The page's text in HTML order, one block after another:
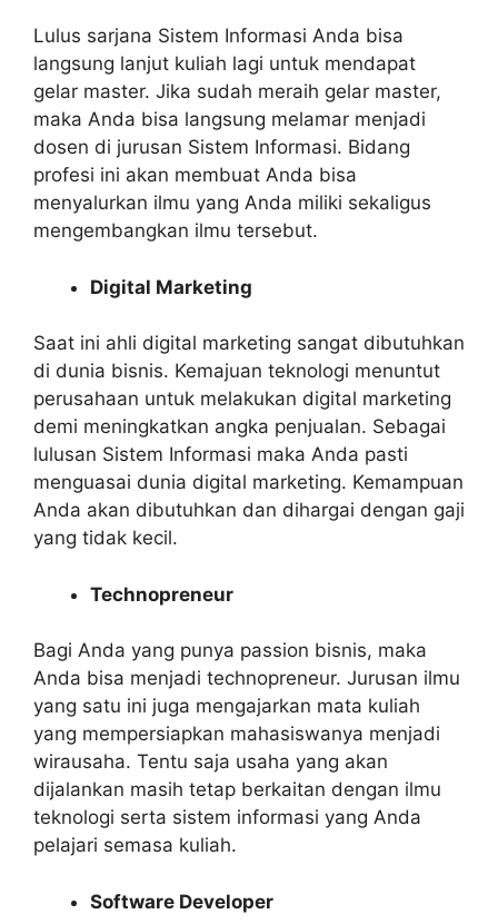
Lulus sarjana Sistem Informasi Anda bisa
langsung lanjut kuliah lagi untuk mendapat
gelar master. Jika sudah meraih gelar master,
maka Anda bisa langsung melamar menjadi
dosen di jurusan Sistem Informasi. Bidang
profesi ini akan membuat Anda bisa
menyalurkan ilmu yang Anda miliki sekaligus
mengembangkan ilmu tersebut.
Digital Marketing
Saat ini ahli digital marketing sangat dibutuhkan
di dunia bisnis. Kemajuan teknologi menuntut
perusahaan untuk melakukan digital marketing
demi meningkatkan angka penjualan. Sebagai
lulusan Sistem Informasi maka Anda pasti
menguasai dunia digital marketing. Kemampuan
Anda akan dibutuhkan dan dihargai dengan gaji
yang tidak kecil.
Technopreneur
Bagi Anda yang punya passion bisnis, maka
Anda bisa menjadi technopreneur. Jurusan ilmu
yang satu ini juga mengajarkan mata kuliah
yang mempersiapkan mahasiswanya menjadi
wirausaha. Tentu saja usaha yang akan
dijalankan masih tetap berkaitan dengan ilmu
teknologi serta sistem informasi yang Anda
pelajari semasa kuliah.
Software Developer